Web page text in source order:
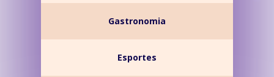
Gastronomia
Esportes